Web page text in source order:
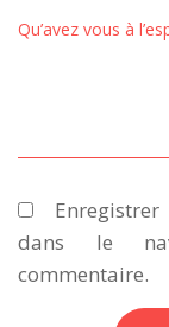
Qu’avez vous à
dans le
commentaire.